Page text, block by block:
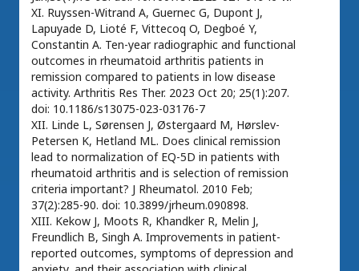
XI. Ruyssen-Witrand A, Guernec G, Dupont J,
Lapuyade D, Lioté F, Vittecoq O, Degboé Y,
Constantin A. Ten-year radiographic and functional
outcomes in rheumatoid arthritis patients in
remission compared to patients in low disease
activity. Arthritis Res Ther. 2023 Oct 20; 25(1):207.
doi: 10.1186/s13075-023-03176-7
XII. Linde L, Sørensen J, Østergaard M, Hørslev-
Petersen K, Hetland ML. Does clinical remission
lead to normalization of EQ-5D in patients with
rheumatoid arthritis and is selection of remission
criteria important? J Rheumatol. 2010 Feb;
37(2):285-90. doi: 10.3899/jrheum.090898.
XIII. Kekow J, Moots R, Khandker R, Melin J,
Freundlich B, Singh A. Improvements in patient-
reported outcomes, symptoms of depression and